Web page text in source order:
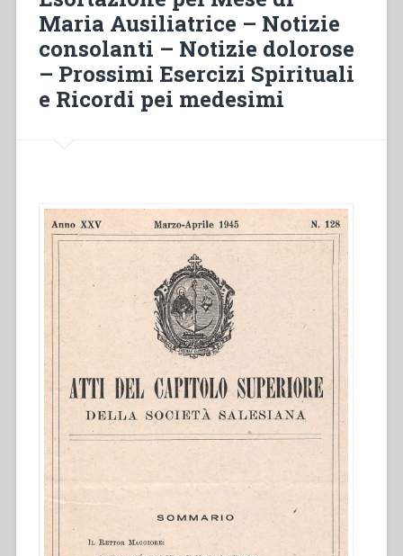
don
Luigi
Francesco
Pasa
per
del
Reich”
Maria Ausiliatrice – Notizie
consolanti – Notizie dolorose
– Prossimi Esercizi Spirituali
e Ricordi pei medesimi